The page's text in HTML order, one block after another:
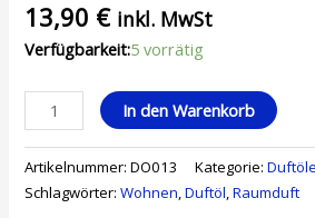
13,90 € inkl. MwSt
Verfügbarkeit:5 vorrätig
In den Warenkorb
Artikelnummer:DO013 Kategorie:Duftöle
Schlagwörter:Wohnen,Duftöl,Raumduft